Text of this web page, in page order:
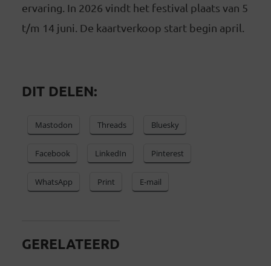
ervaring. In 2026 vindt het festival plaats van 5
t/m 14 juni. De kaartverkoop start begin april.
DIT DELEN:
Mastodon Threads Bluesky
Facebook LinkedIn Pinterest
WhatsApp Print E-mail
GERELATEERD